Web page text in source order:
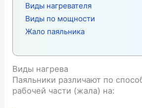
Виды нагревателя
Виды по мощности
Жало паяльника
Виды нагрева
Паяльники различают по
рабочей части (жала) на: